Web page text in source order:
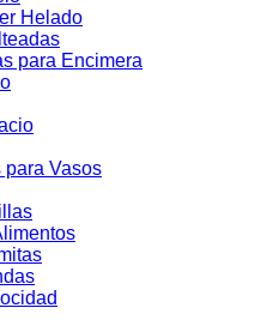
Helado
para Encimera
Vasos